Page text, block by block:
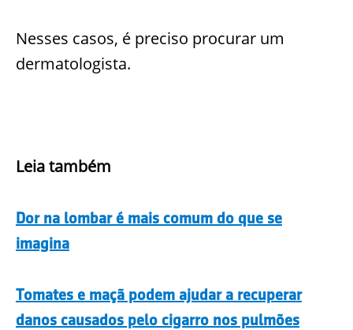
Nesses casos, é preciso procurar um
dermatologista.
Leia também
Dor na lombar é mais comum do que se
imagina
Tomates e maçã podem ajudar a recuperar
danos causados pelo cigarro nos pulmões